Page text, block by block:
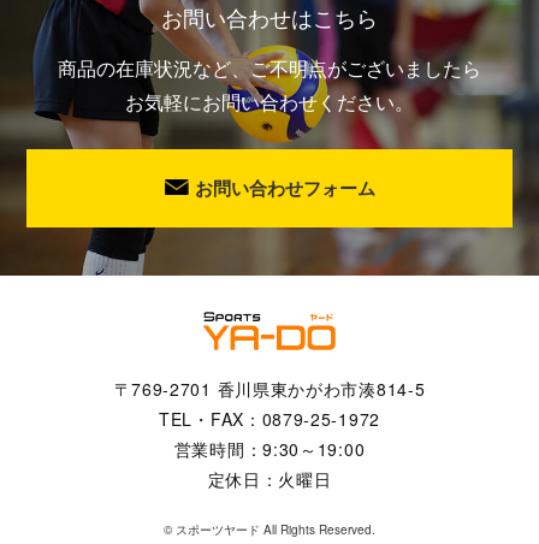
お問い合わせはこちら
商品の在庫状況など、ご不明点がございましたら
お気軽にお問い合わせください。
お問い合わせフォーム
〒769-2701 香川県東かがわ市湊814-5
TEL・FAX：0879-25-1972
営業時間：9:30～19:00
定休日：火曜日
© スポーツヤード All Rights Reserved.